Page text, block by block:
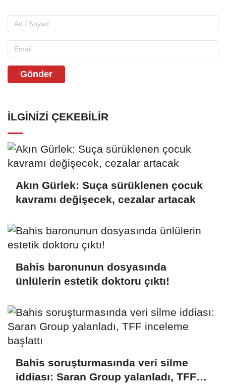
Gönder
İLGINIZI ÇEKEBILIR
Akın Gürlek: Suça sürüklenen çocuk
kavramı değişecek, cezalar artacak
Bahis baronunun dosyasında
ünlülerin estetik doktoru çıktı!
Bahis soruşturmasında veri silme
iddiası: Saran Group yalanladı, TFF